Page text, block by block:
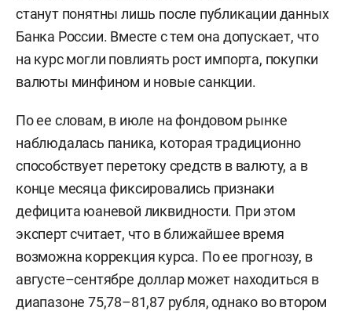
станут понятны лишь после публикации данных
Банка России. Вместе с тем она допускает, что
на курс могли повлиять рост импорта, покупки
валюты минфином и новые санкции.
По ее словам, в июле на фондовом рынке
наблюдалась паника, которая традиционно
способствует перетоку средств в валюту, а в
конце месяца фиксировались признаки
дефицита юаневой ликвидности. При этом
эксперт считает, что в ближайшее время
возможна коррекция курса. По ее прогнозу, в
августе–сентябре доллар может находиться в
диапазоне 75,78–81,87 рубля, однако во втором